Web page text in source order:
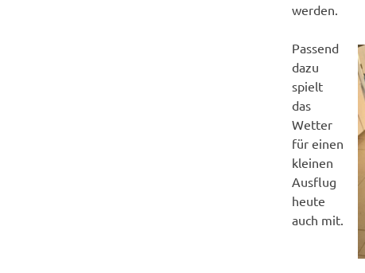
werden.
Passend
dazu
spielt
das
Wetter
für einen
kleinen
Ausflug
heute
auch mit.